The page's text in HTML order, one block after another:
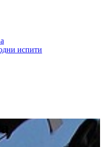
испити